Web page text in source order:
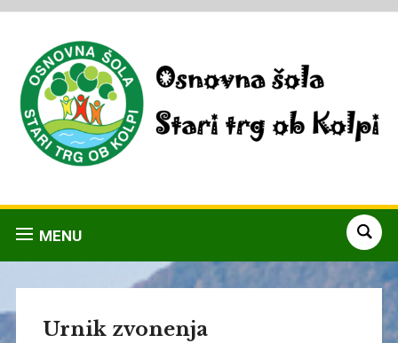
MENU
Urnik zvonenja